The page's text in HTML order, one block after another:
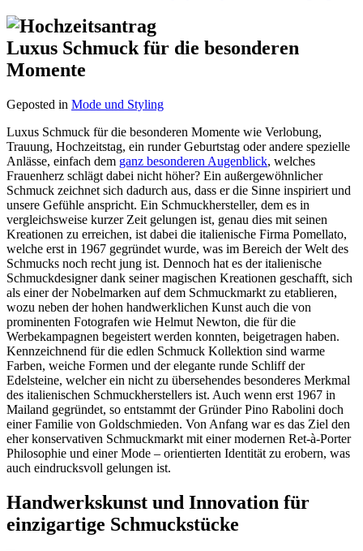
Luxus Schmuck für die besonderen
Momente
Geposted in Mode und Styling
Luxus Schmuck für die besonderen Momente wie Verlobung,
Trauung, Hochzeitstag, ein runder Geburtstag oder andere spezielle
Anlässe, einfach dem ganz besonderen Augenblick, welches
Frauenherz schlägt dabei nicht höher? Ein außergewöhnlicher
Schmuck zeichnet sich dadurch aus, dass er die Sinne inspiriert und
unsere Gefühle anspricht. Ein Schmuckhersteller, dem es in
vergleichsweise kurzer Zeit gelungen ist, genau dies mit seinen
Kreationen zu erreichen, ist dabei die italienische Firma Pomellato,
welche erst in 1967 gegründet wurde, was im Bereich der Welt des
Schmucks noch recht jung ist. Dennoch hat es der italienische
Schmuckdesigner dank seiner magischen Kreationen geschafft, sich
als einer der Nobelmarken auf dem Schmuckmarkt zu etablieren,
wozu neben der hohen handwerklichen Kunst auch die von
prominenten Fotografen wie Helmut Newton, die für die
Werbekampagnen begeistert werden konnten, beigetragen haben.
Kennzeichnend für die edlen Schmuck Kollektion sind warme
Farben, weiche Formen und der elegante runde Schliff der
Edelsteine, welcher ein nicht zu übersehendes besonderes Merkmal
des italienischen Schmuckherstellers ist. Auch wenn erst 1967 in
Mailand gegründet, so entstammt der Gründer Pino Rabolini doch
einer Familie von Goldschmieden. Von Anfang war es das Ziel den
eher konservativen Schmuckmarkt mit einer modernen Ret-à-Porter
Philosophie und einer Mode – orientierten Identität zu erobern, was
auch eindrucksvoll gelungen ist.
Handwerkskunst und Innovation für
einzigartige Schmuckstücke